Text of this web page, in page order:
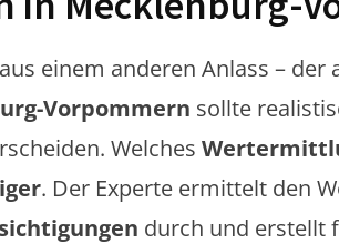
aus einem anderen Anlass – der
Vorpommern sollte
Welches
. Der Experte ermittelt den
durch und erstellt